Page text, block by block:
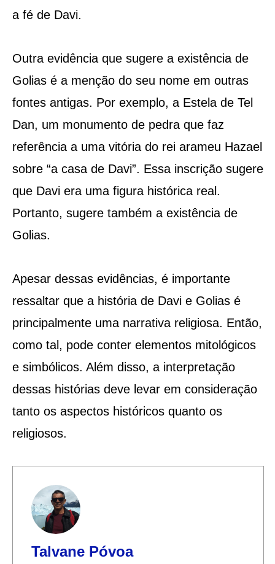
a fé de Davi.
Outra evidência que sugere a existência de
Golias é a menção do seu nome em outras
fontes antigas. Por exemplo, a Estela de Tel
Dan, um monumento de pedra que faz
referência a uma vitória do rei arameu Hazael
sobre “a casa de Davi”. Essa inscrição sugere
que Davi era uma figura histórica real.
Portanto, sugere também a existência de
Golias.
Apesar dessas evidências, é importante
ressaltar que a história de Davi e Golias é
principalmente uma narrativa religiosa. Então,
como tal, pode conter elementos mitológicos
e simbólicos. Além disso, a interpretação
dessas histórias deve levar em consideração
tanto os aspectos históricos quanto os
religiosos.
Talvane Póvoa